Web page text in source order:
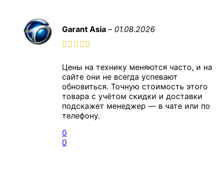
Garant Asia – 01.08.2026
Цены на технику меняются часто, и на
сайте они не всегда успевают
обновиться. Точную стоимость этого
товара с учётом скидки и доставки
подскажет менеджер — в чате или по
телефону.
0
0